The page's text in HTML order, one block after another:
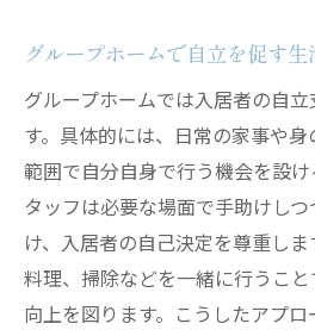
と対策
グループホームの禁止
を知る
トラブル防止のための
ール解説
グループホーム利用時
ト
グループホーム選びで重要
グループホームで自立を促す生
グループホームでは入居者の自
す。具体的には、日常の家事や
範囲で自分自身で行う機会を設
タッフは必要な場面で手助けし
け、入居者の自己決定を尊重し
料理、掃除などを一緒に行うこと
向上を図ります。こうしたアプ